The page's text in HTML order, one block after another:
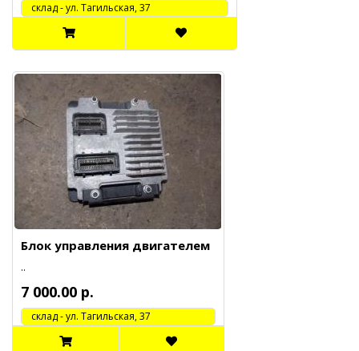
cклад - ул. Тагильская, 37
Блок управления двигателем
..
7 000.00 р.
cклад - ул. Тагильская, 37